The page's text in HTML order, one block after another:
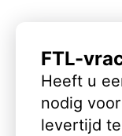
FTL-
Heeft u
nodig
levertijd